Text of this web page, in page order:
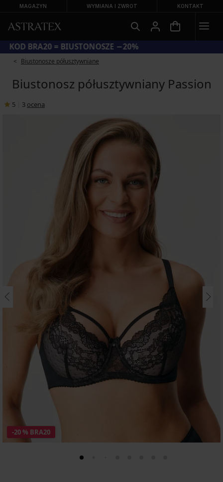
MAGAZYN WYMIANA I ZWROT KONTAKT
KOD BRA20 = BIUSTONOSZE −20%
Biustonosze półusztywniane
Biustonosz półusztywniany Passion
5 3 ocena
-20 % BRA20